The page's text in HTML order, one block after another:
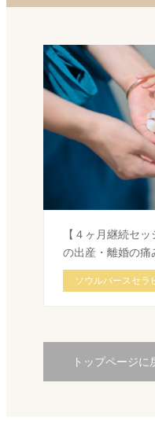
【４ヶ月継続セ
の出産・離婚の
ソウルバースセラ
トップページに